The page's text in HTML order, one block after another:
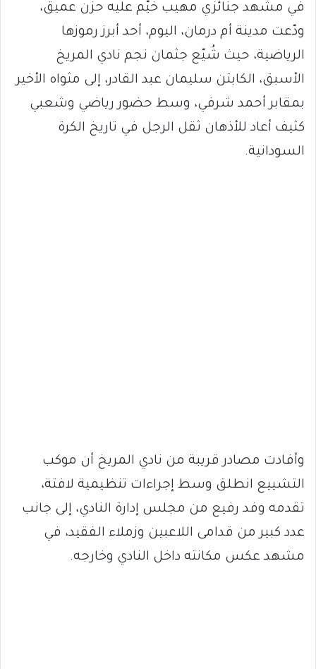
في مشهد جنائزي مهيب خيّم عليه حزن عميق،
ودّعت مدينة أم درمان، اليوم، أحد أبرز رموزها
الرياضية، حيث شُيّع جثمان نجم نادي المريخ
الأسبق، الكابتن سليمان عبد القادر، إلى مثواه الأخير
بمقابر أحمد شرفي، وسط حضور رياضي وشعبي
كثيف أعاد للأذهان ثقل الرجل في تاريخ الكرة
السودانية.
وأفادت مصادر قريبة من نادي المريخ أن موكب
التشييع انطلق وسط إجراءات تنظيمية لافتة،
تقدمه وفد رفيع من مجلس إدارة النادي، إلى جانب
عدد كبير من قدامى اللاعبين وزملاء الفقيد، في
مشهد عكس مكانته داخل النادي وخارجه.